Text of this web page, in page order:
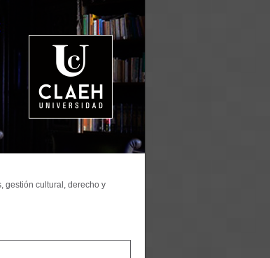
gestión cultural, derecho y